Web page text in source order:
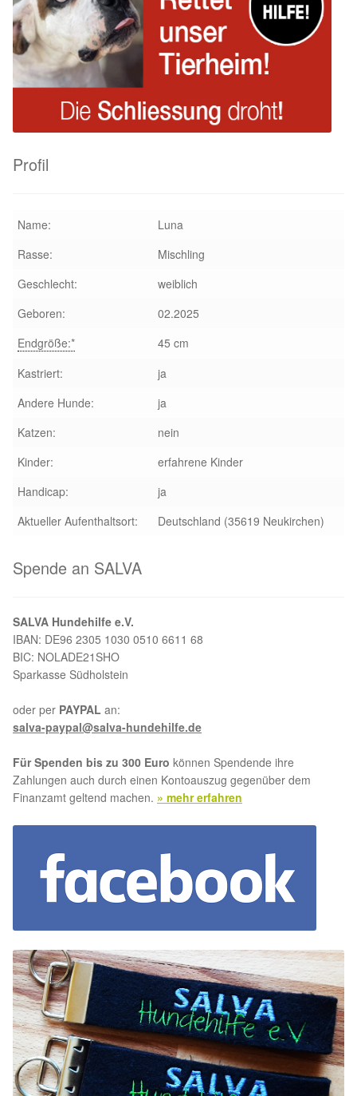
Glückliche Fellnasen
Happy End Stories
Regenbogenbrücke
Aktuelles
Kreativprojekte
Partnertierheim La Linea in Spanien
Aktion „Hilfe La Linea“
Partnertierheim in Bulgarien
Profil
Name:
Luna
Rasse:
Mischling
Geschlecht:
weiblich
Geboren:
02.2025
Endgröße:*
45 cm
Kastriert:
ja
Andere Hunde:
ja
Katzen:
nein
Kinder:
erfahrene Kinder
Handicap:
ja
Aktueller Aufenthaltsort:
Deutschland (35619 Neukirchen)
Spende an SALVA
SALVA Hundehilfe e.V.
IBAN: DE96 2305 1030 0510 6611 68
BIC: NOLADE21SHO
Sparkasse Südholstein
oder per PAYPAL an:
salva-paypal@salva-hundehilfe.de
Für Spenden bis zu 300 Euro können Spendende ihre
Zahlungen auch durch einen Kontoauszug gegenüber dem
Finanzamt geltend machen. » mehr erfahren